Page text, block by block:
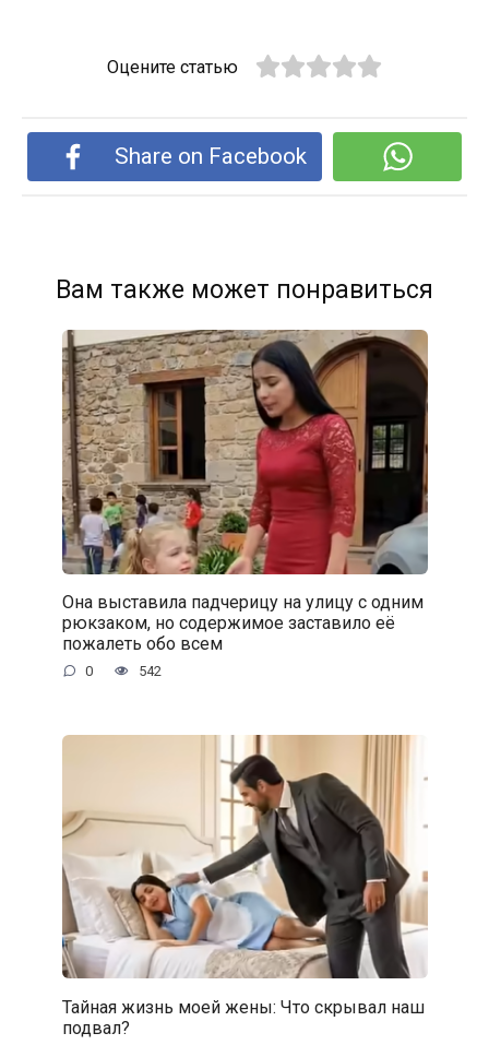
Оцените статью
Share on Facebook
Вам также может понравиться
Она выставила падчерицу на улицу с одним
рюкзаком, но содержимое заставило её
пожалеть обо всем
0 542
Тайная жизнь моей жены: Что скрывал наш
подвал?